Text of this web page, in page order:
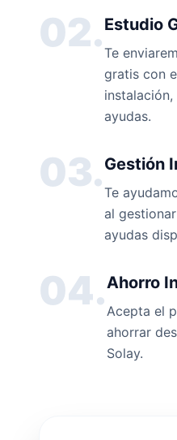
02.Estudio
Te
gratis con
ayudas.
03.Gestión
Te
al
ayudas
04.Ahorro
Acepta el
ahorrar
Solay.